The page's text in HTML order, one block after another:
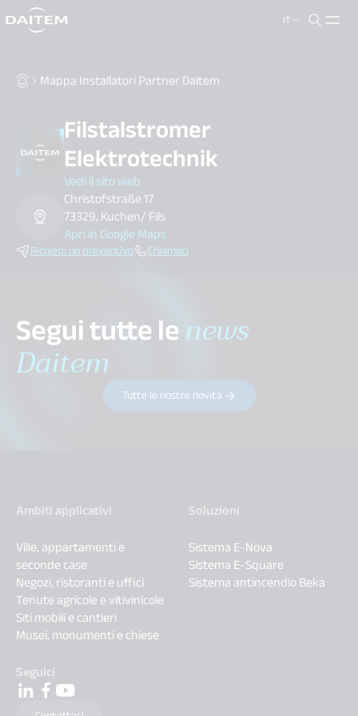
IT
search.label
Mappa Installatori Partner Daitem
Filstalstromer
Elektrotechnik
Vedi il sito web
Christofstraße 17
73329, Kuchen/ Fils
Apri in Google Maps
Richiedi un preventivo Chiamaci
Segui tutte lenews
Daitem
Tutte le nostre novità
Ambiti applicativi
Ville, appartamenti e
seconde case
Negozi, ristoranti e uffici
Tenute agricole e vitivinicole
Siti mobili e cantieri
Musei, monumenti e chiese
Soluzioni
Sistema E-Nova
Sistema E-Square
Sistema antincendio Beka
Seguici